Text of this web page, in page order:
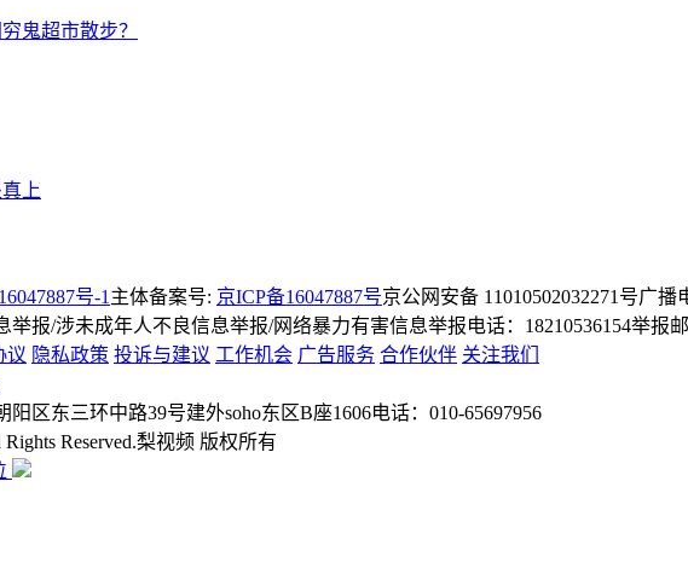
鬼超市散步？
上
号-1 主体备案号: 京ICP备16047887号京公网安备 11010502032271号广播
举报/涉未成年人不良信息举报/网络暴力有害信息举报电话：18210536154举报
议 隐私政策 投诉与建议 工作机会 广告服务 合作伙伴 关注我们
阳区东三环中路39号建外soho东区B座1606电话：010-65697956
Reserved.梨视频 版权所有